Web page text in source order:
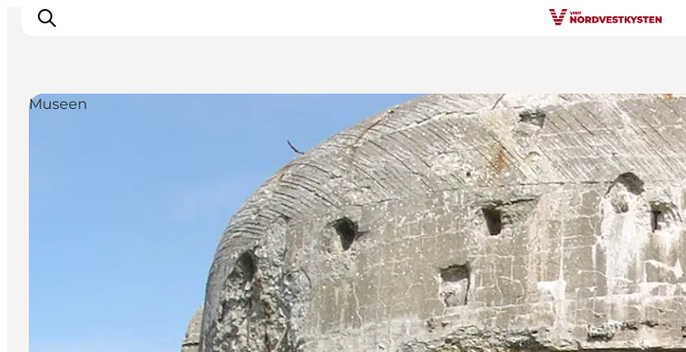
Mach deine Urlaubsplanung
Museen